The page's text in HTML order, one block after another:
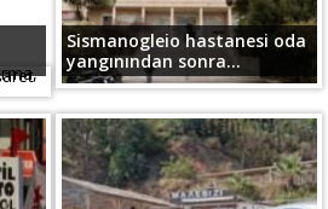
Sismanogleio hastanesi oda
yangınından sonra...